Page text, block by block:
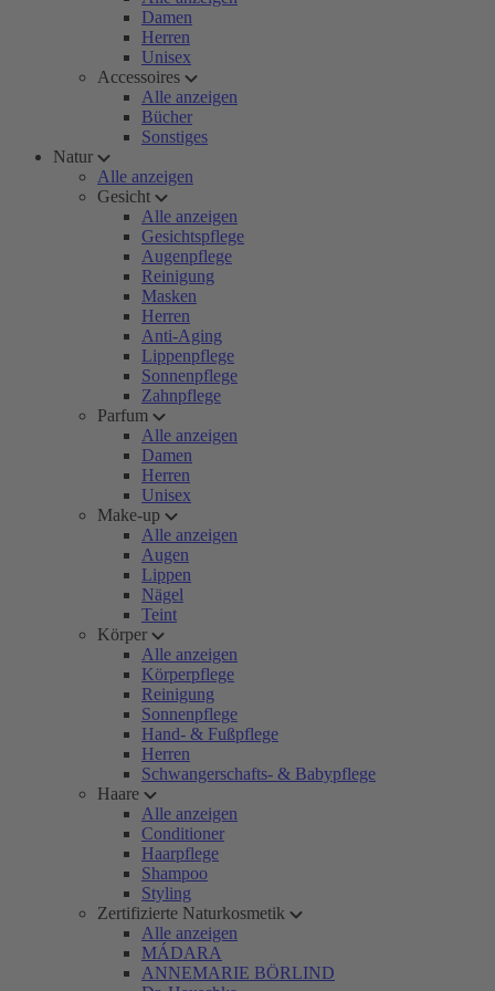
Damen
Herren
Unisex
Accessoires
Alle anzeigen
Bücher
Sonstiges
Natur
Alle anzeigen
Gesicht
Alle anzeigen
Gesichtspflege
Augenpflege
Reinigung
Masken
Herren
Anti-Aging
Lippenpflege
Sonnenpflege
Zahnpflege
Parfum
Alle anzeigen
Damen
Herren
Unisex
Make-up
Alle anzeigen
Augen
Lippen
Nägel
Teint
Körper
Alle anzeigen
Körperpflege
Reinigung
Sonnenpflege
Hand- & Fußpflege
Herren
Schwangerschafts- & Babypflege
Haare
Alle anzeigen
Conditioner
Haarpflege
Shampoo
Styling
Zertifizierte Naturkosmetik
Alle anzeigen
MÁDARA
ANNEMARIE BÖRLIND